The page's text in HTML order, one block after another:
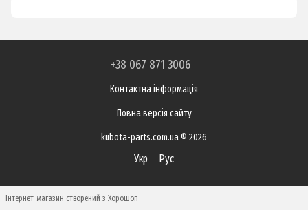
+38 067 871 3006
Контактна інформація
Повна версія сайту
kubota-parts.com.ua © 2026
Укр Рус
Інтернет-магазин створений з Хорошоп